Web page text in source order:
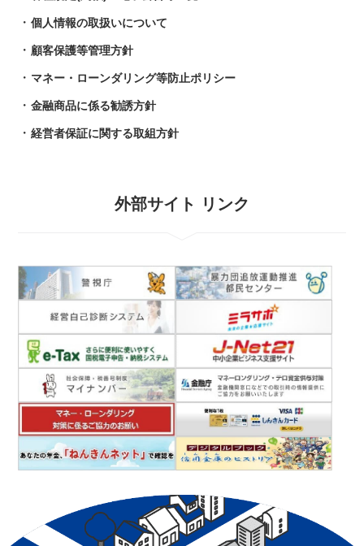
個人情報の取扱いについて
顧客保護等管理方針
マネー・ローンダリング等防止ポリシー
金融商品に係る勧誘方針
経営者保証に関する取組方針
外部サイト リンク